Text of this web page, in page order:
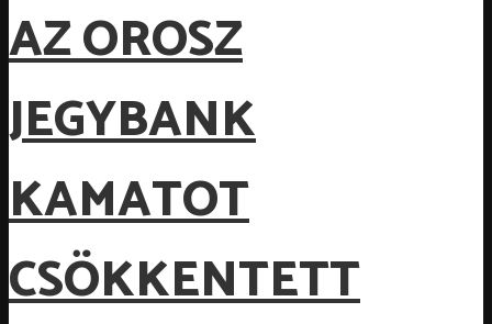
AZ OROSZ
JEGYBANK
KAMATOT
CSÖKKENTETT